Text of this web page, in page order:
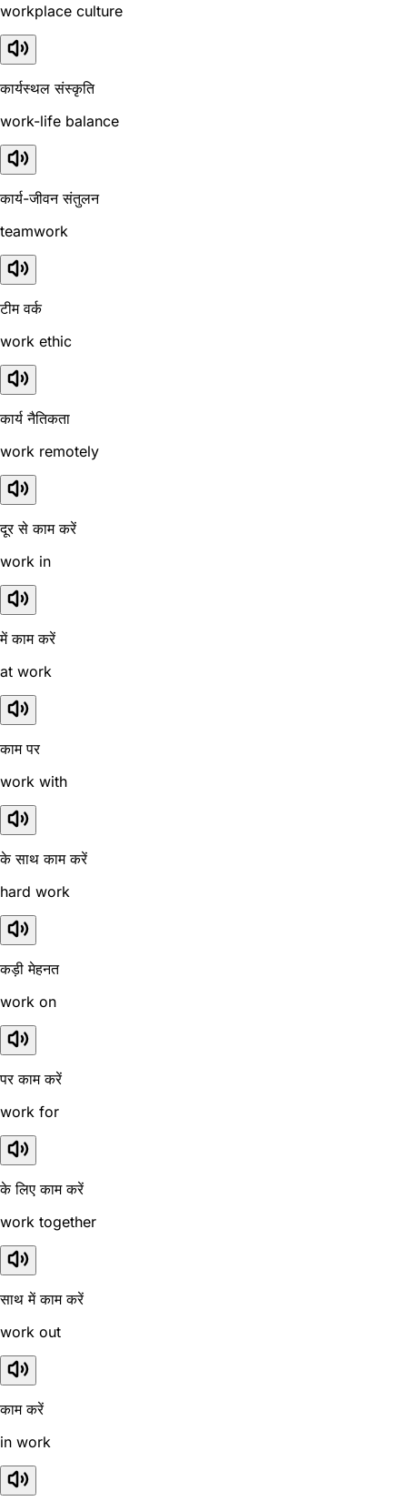
workplace culture
कार्यस्थल संस्कृति
work-life balance
कार्य-जीवन संतुलन
teamwork
टीम वर्क
work ethic
कार्य नैतिकता
work remotely
दूर से काम करें
work in
में काम करें
at work
काम पर
work with
के साथ काम करें
hard work
कड़ी मेहनत
work on
पर काम करें
work for
के लिए काम करें
work together
साथ में काम करें
work out
काम करें
in work